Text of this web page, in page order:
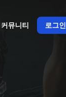
커뮤니티 로그인